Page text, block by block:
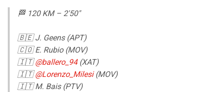
🏁 120 KM – 2'50"
🇧🇪 J. Geens (APT)
🇨🇴 E. Rubio (MOV)
🇮🇹@ballero_94(XAT)
🇮🇹@Lorenzo_Milesi(MOV)
🇮🇹 M. Bais (PTV)